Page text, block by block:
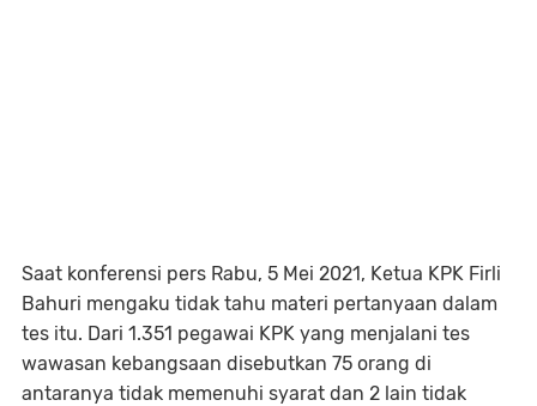
Saat konferensi pers Rabu, 5 Mei 2021, Ketua KPK Firli
Bahuri mengaku tidak tahu materi pertanyaan dalam
tes itu. Dari 1.351 pegawai KPK yang menjalani tes
wawasan kebangsaan disebutkan 75 orang di
antaranya tidak memenuhi syarat dan 2 lain tidak